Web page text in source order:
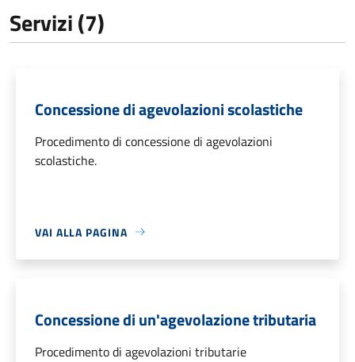
Servizi (7)
Concessione di agevolazioni scolastiche
Procedimento di concessione di agevolazioni
scolastiche.
VAI ALLA PAGINA
Concessione di un'agevolazione tributaria
Procedimento di agevolazioni tributarie